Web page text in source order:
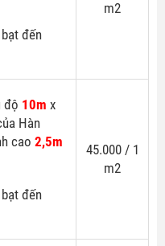
đến
m2
độ 10m x
Hàn
cao 2,5m
đến
45.000 / 1
m2